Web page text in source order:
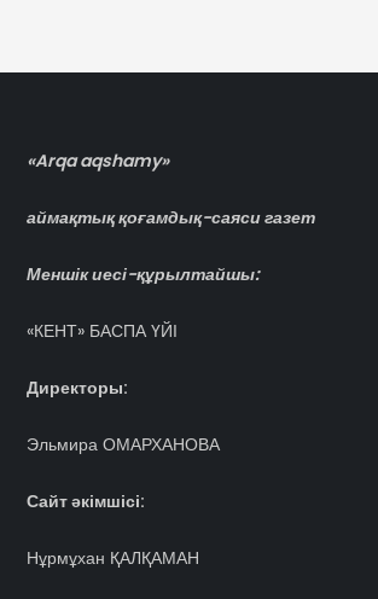
«Arqa aqshamy»
аймақтық қоғамдық-саяси газет
Меншік иесі-құрылтайшы:
«КЕНТ» БАСПА ҮЙІ
Директоры:
Эльмира ОМАРХАНОВА
Сайт әкімшісі:
Нұрмұхан ҚАЛҚАМАН